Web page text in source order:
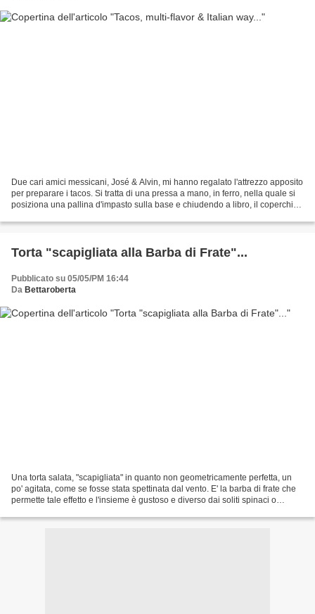
Due cari amici messicani, José & Alvin, mi hanno regalato l'attrezzo apposito
per preparare i tacos. Si tratta di una pressa a mano, in ferro, nella quale si
posiziona una pallina d'impasto sulla base e chiudendo a libro, il coperchio,
Torta "scapigliata alla Barba di Frate"...
Pubblicato su 05/05/PM 16:44
Da Bettaroberta
Una torta salata, "scapigliata" in quanto non geometricamente perfetta, un
po' agitata, come se fosse stata spettinata dal vento. E' la barba di frate che
permette tale effetto e l'insieme è gustoso e diverso dai soliti spinaci o